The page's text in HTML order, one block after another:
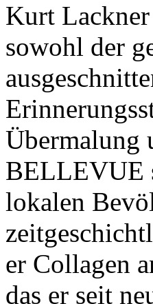
Kurt
sowohl der
Übermalung
BELLEVUE
lokalen
er Collagen
das er seit